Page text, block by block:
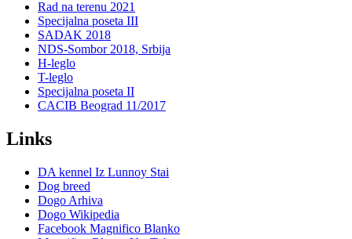
Rad na terenu 2021
Specijalna poseta III
SADAK 2018
NDS-Sombor 2018, Srbija
H-leglo
T-leglo
Specijalna poseta II
CACIB Beograd 11/2017
Links
DA kennel Iz Lunnoy Stai
Dog breed
Dogo Arhiva
Dogo Wikipedia
Facebook Magnifico Blanko